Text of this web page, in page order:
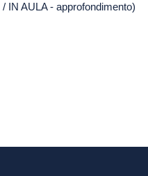
IN AULA - approfondimento)